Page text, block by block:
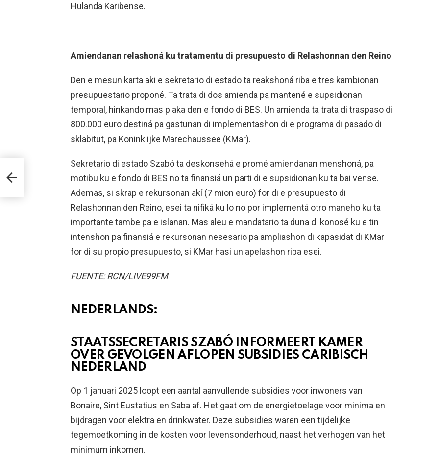
Hulanda Karibense.
Amiendanan relashoná ku tratamentu di presupuesto di Relashonnan den Reino
Den e mesun karta aki e sekretario di estado ta reakshoná riba e tres kambionan
presupuestario proponé. Ta trata di dos amienda pa mantené e supsidionan
temporal, hinkando mas plaka den e fondo di BES. Un amienda ta trata di traspaso di
800.000 euro destiná pa gastunan di implementashon di e programa di pasado di
sklabitut, pa Koninklijke Marechaussee (KMar).
Sekretario di estado Szabó ta deskonsehá e promé amiendanan menshoná, pa
motibu ku e fondo di BES no ta finansiá un parti di e supsidionan ku ta bai vense.
Ademas, si skrap e rekursonan akí (7 mion euro) for di e presupuesto di
Relashonnan den Reino, esei ta nifiká ku lo no por implementá otro maneho ku ta
importante tambe pa e islanan. Mas aleu e mandatario ta duna di konosé ku e tin
intenshon pa finansiá e rekursonan nesesario pa ampliashon di kapasidat di KMar
for di su propio presupuesto, si KMar hasi un apelashon riba esei.
FUENTE: RCN/LIVE99FM
NEDERLANDS:
STAATSSECRETARIS SZABÓ INFORMEERT KAMER
OVER GEVOLGEN AFLOPEN SUBSIDIES CARIBISCH
NEDERLAND
Op 1 januari 2025 loopt een aantal aanvullende subsidies voor inwoners van
Bonaire, Sint Eustatius en Saba af. Het gaat om de energietoelage voor minima en
bijdragen voor elektra en drinkwater. Deze subsidies waren een tijdelijke
tegemoetkoming in de kosten voor levensonderhoud, naast het verhogen van het
minimum inkomen.